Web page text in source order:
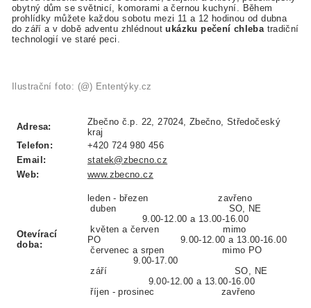
obytný dům se světnicí, komorami a černou kuchyní. Během
prohlídky můžete každou sobotu mezi 11 a 12 hodinou od dubna
do září a v době adventu zhlédnoutukázku pečení chleba tradiční
technologií ve staré peci.
Ilustrační foto: (@) Ententýky.cz
Adresa:
Zbečno č.p. 22, 27024, Zbečno, Středočeský
kraj
Telefon:
+420 724 980 456
Email:
statek@zbecno.cz
Web:
www.zbecno.cz
Otevírací
doba:
leden - březen zavřeno
duben SO, NE
9.00-12.00 a 13.00-16.00
květen a červen mimo
PO 9.00-12.00 a 13.00-16.00
červenec a srpen mimo PO
9.00-17.00
září SO, NE
9.00-12.00 a 13.00-16.00
říjen - prosinec zavřeno